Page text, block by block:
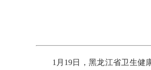
1月19日，黑龙江省卫生健康